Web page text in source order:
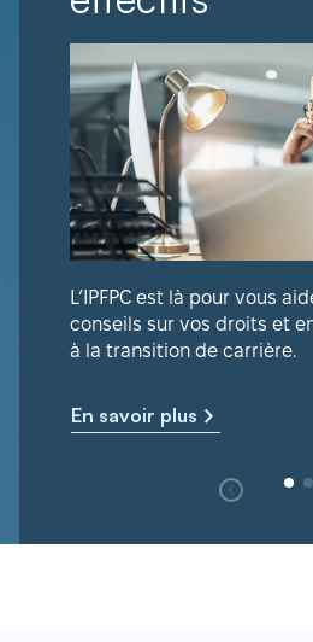
L’IPFPC est là pour vous
conseils sur vos droits et
à la transition de carrière.
En savoir plus